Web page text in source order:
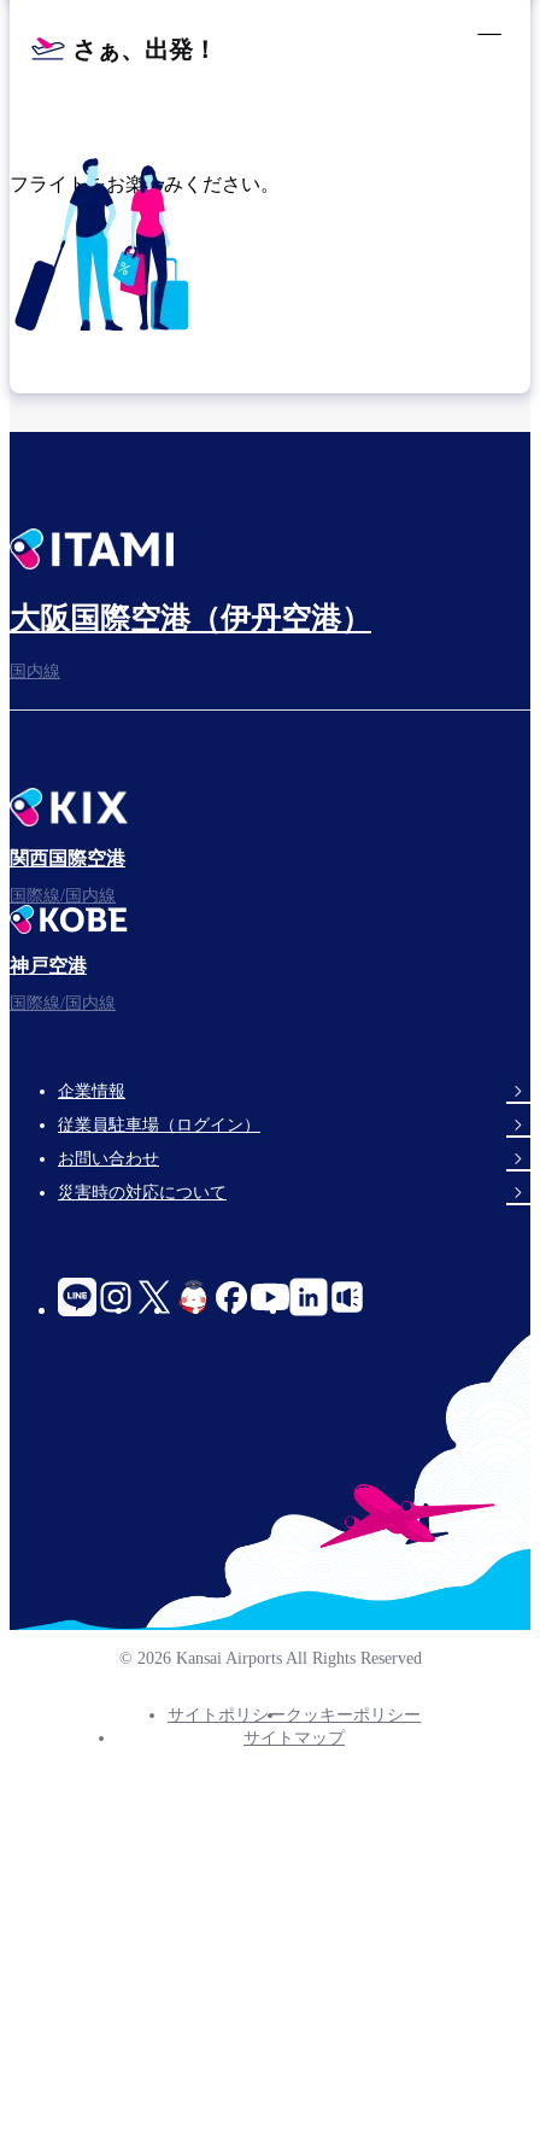
さぁ、出発！
フライトをお楽しみください。
搭乗ゲートへ
フライトをお楽しみください。
大阪国際空港（伊丹空港）
国内線
関西国際空港
国際線/国内線
神戸空港
国際線/国内線
Footer
Links
企業情報
従業員駐車場（ログイン）
お問い合わせ
災害時の対応について
social-
links-
© 2026 Kansai Airports All Rights Reserved
サイトポリシークッキーポリシー
サイトマップ